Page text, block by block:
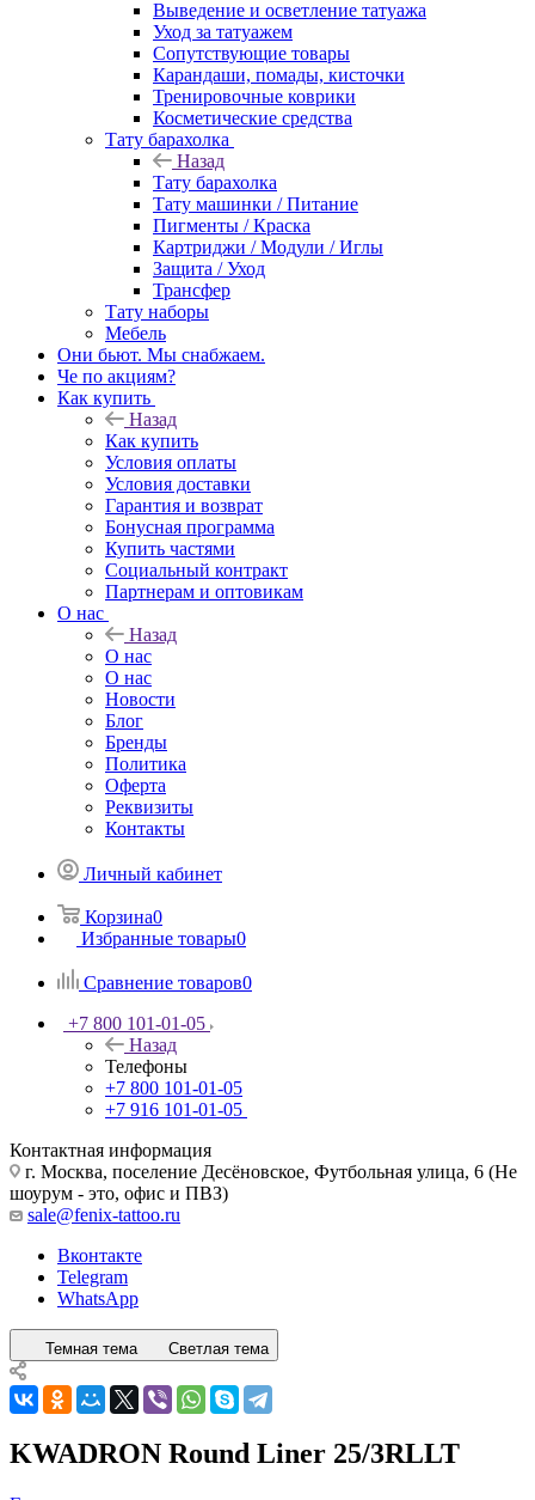
Выведение и осветление татуажа
Уход за татуажем
Сопутствующие товары
Карандаши, помады, кисточки
Тренировочные коврики
Косметические средства
Тату барахолка
Назад
Тату барахолка
Тату машинки / Питание
Пигменты / Краска
Картриджи / Модули / Иглы
Защита / Уход
Трансфер
Тату наборы
Мебель
Они бьют. Мы снабжаем.
Че по акциям?
Как купить
Назад
Как купить
Условия оплаты
Условия доставки
Гарантия и возврат
Бонусная программа
Купить частями
Социальный контракт
Партнерам и оптовикам
О нас
Назад
О нас
О нас
Новости
Блог
Бренды
Политика
Оферта
Реквизиты
Контакты
Личный кабинет
Корзина0
Избранные товары0
Сравнение товаров0
+7 800 101-01-05
Назад
Телефоны
+7 800 101-01-05
+7 916 101-01-05
Контактная информация
г. Москва, поселение Десёновское, Футбольная улица, 6 (Не
шоурум - это, офис и ПВЗ)
sale@fenix-tattoo.ru
Вконтакте
Telegram
WhatsApp
Темная тема Светлая тема
KWADRON Round Liner 25/3RLLT